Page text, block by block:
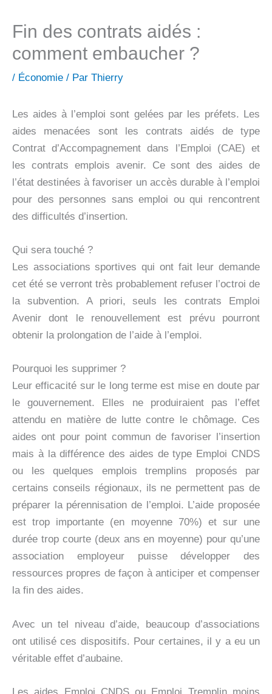
Fin des contrats aidés :
comment embaucher ?
/ Économie / Par Thierry
Les aides à l’emploi sont gelées par les préfets. Les
aides menacées sont les contrats aidés de type
Contrat d’Accompagnement dans l’Emploi (CAE) et
les contrats emplois avenir. Ce sont des aides de
l’état destinées à favoriser un accès durable à l’emploi
pour des personnes sans emploi ou qui rencontrent
des difficultés d’insertion.
Qui sera touché ?
Les associations sportives qui ont fait leur demande
cet été se verront très probablement refuser l’octroi de
la subvention. A priori, seuls les contrats Emploi
Avenir dont le renouvellement est prévu pourront
obtenir la prolongation de l’aide à l’emploi.
Pourquoi les supprimer ?
Leur efficacité sur le long terme est mise en doute par
le gouvernement. Elles ne produiraient pas l’effet
attendu en matière de lutte contre le chômage. Ces
aides ont pour point commun de favoriser l’insertion
mais à la différence des aides de type Emploi CNDS
ou les quelques emplois tremplins proposés par
certains conseils régionaux, ils ne permettent pas de
préparer la pérennisation de l’emploi. L’aide proposée
est trop importante (en moyenne 70%) et sur une
durée trop courte (deux ans en moyenne) pour qu’une
association employeur puisse développer des
ressources propres de façon à anticiper et compenser
la fin des aides.
Avec un tel niveau d’aide, beaucoup d’associations
ont utilisé ces dispositifs. Pour certaines, il y a eu un
véritable effet d’aubaine.